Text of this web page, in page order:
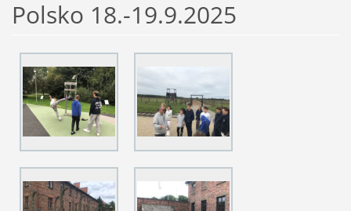
Polsko 18.-19.9.2025